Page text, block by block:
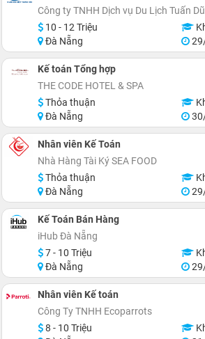
Công ty TNHH Dịch vụ Du Lịch Tuấn
10 - 12 Triệu
Đà Nẵng
Kế toán Tổng hợp
THE CODE HOTEL & SPA
Thỏa thuận
Đà Nẵng
Nhân viên Kế Toán
Nhà Hàng Tài Ký SEA FOOD
Thỏa thuận
Đà Nẵng
Kế Toán Bán Hàng
iHub Đà Nẵng
7 - 10 Triệu
Đà Nẵng
Nhân viên Kế toán
Công Ty TNHH Ecoparrots
8 - 10 Triệu